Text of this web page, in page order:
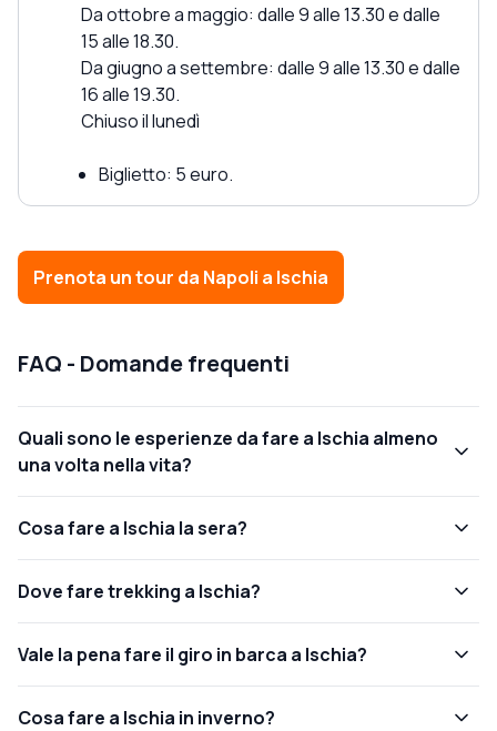
Da ottobre a maggio: dalle 9 alle 13.30 e dalle
15 alle 18.30.
Da giugno a settembre: dalle 9 alle 13.30 e dalle
16 alle 19.30.
Chiuso il lunedì
Biglietto: 5 euro.
Prenota un tour da Napoli a Ischia
FAQ - Domande frequenti
Quali sono le esperienze da fare a Ischia almeno
una volta nella vita?
Cosa fare a Ischia la sera?
Dove fare trekking a Ischia?
Vale la pena fare il giro in barca a Ischia?
Cosa fare a Ischia in inverno?